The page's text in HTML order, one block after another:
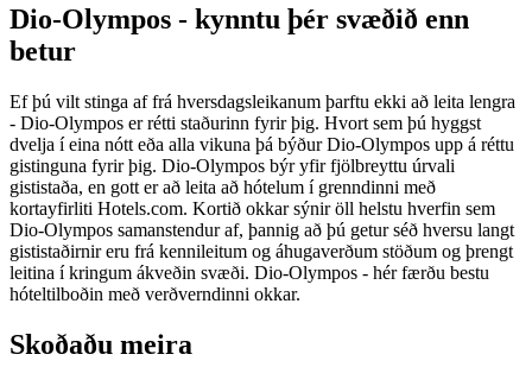
Dio-Olympos - kynntu þér svæðið enn
betur
Ef þú vilt stinga af frá hversdagsleikanum þarftu ekki að leita lengra
- Dio-Olympos er rétti staðurinn fyrir þig. Hvort sem þú hyggst
dvelja í eina nótt eða alla vikuna þá býður Dio-Olympos upp á réttu
gistinguna fyrir þig. Dio-Olympos býr yfir fjölbreyttu úrvali
gististaða, en gott er að leita að hótelum í grenndinni með
kortayfirliti Hotels.com. Kortið okkar sýnir öll helstu hverfin sem
Dio-Olympos samanstendur af, þannig að þú getur séð hversu langt
gististaðirnir eru frá kennileitum og áhugaverðum stöðum og þrengt
leitina í kringum ákveðin svæði. Dio-Olympos - hér færðu bestu
hóteltilboðin með verðverndinni okkar.
Skoðaðu meira